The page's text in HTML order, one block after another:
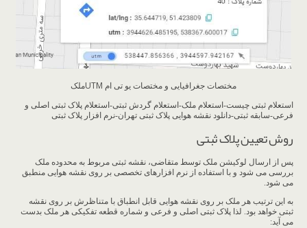
مختصات جغرافیایی و مختصات یو تی ام UTMملک
استعلام ثبتی چیست-استعلام ملک-استعلام گردش ثبتی-استعلام پلاک ثبتی اصلی و
فرعی-سابقه ثبتی-دانلود نقشه هوایی پلاک ثبتی تهران-نرم افزار پلاک ثبتی
روش تعیین پلاک ثبتی
پس از ارسال لوکیشن ملک توسط متقاضی، نقشه ثبتی مربوط به محدوده ملک
بررسی می شود و با استفاده از نرم افزارهای تخصصی بر روی نقشه هوایی منطبق
می شود.
به این ترتیب هر ملک بر روی نقشه هوایی قابل انطباق با متناظرش بر روی نقشه
ثبتی خواهد بود. لذا پلاک ثبتی اصلی و فرعی و شماره قطعه تفکیکی هر ملک بدست
می آید: